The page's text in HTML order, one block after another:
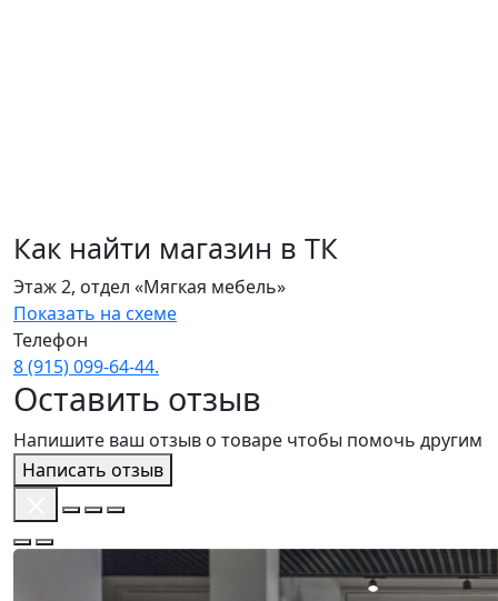
Как найти магазин в ТК
Этаж 2, отдел «Мягкая мебель»
Показать на схеме
Телефон
8 (915) 099‑64‑44.
Оставить отзыв
Напишите ваш отзыв о товаре чтобы помочь другим
Написать отзыв